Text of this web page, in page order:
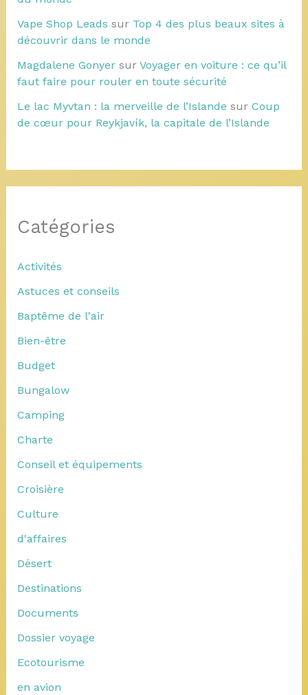
Vape Shop Leads sur Top 4 des plus beaux sites à
découvrir dans le monde
Magdalene Gonyersur Voyager en voiture : ce qu’il
faut faire pour rouler en toute sécurité
Le lac Myvtan : la merveille de l’Islande sur Coup
de cœur pour Reykjavík, la capitale de l’Islande
Catégories
Activités
Astuces et conseils
Baptême de l'air
Bien-être
Budget
Bungalow
Camping
Charte
Conseil et équipements
Croisière
Culture
d'affaires
Désert
Destinations
Documents
Dossier voyage
Ecotourisme
en avion